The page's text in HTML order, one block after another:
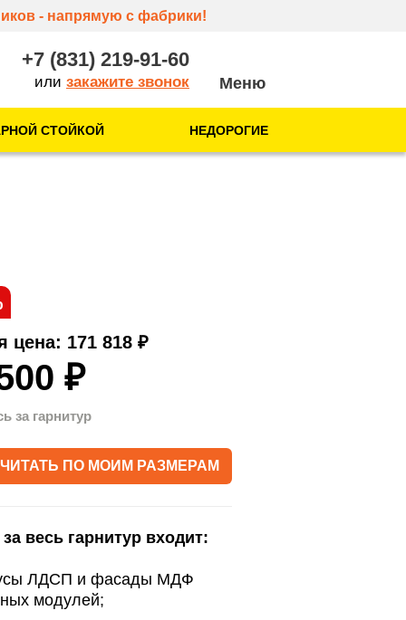
+7 (831) 219-91-60
или закажите звонок
СТОЙКОЙ НЕДОРОГИЕ
О нас
- напрямую с фабрики!
₽
цена: 171 818 ₽
за гарнитур
ПО МОИМ РАЗМЕРАМ
весь гарнитур входит:
ЛДСП и фасады МДФ
модулей;